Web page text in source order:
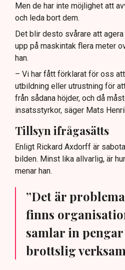
Men de har inte möjlighet att
och leda bort dem.
Det blir desto svårare att
upp på maskintak flera meter
han.
– Vi har fått förklarat för oss
utbildning eller utrustning för
från sådana höjder, och då
insatsstyrkor, säger Mats
Tillsyn ifrågasätts
Enligt Rickard Axdorff är
bilden. Minst lika allvarlig, är
menar han.
”Det är
finns
samlar in
brottslig